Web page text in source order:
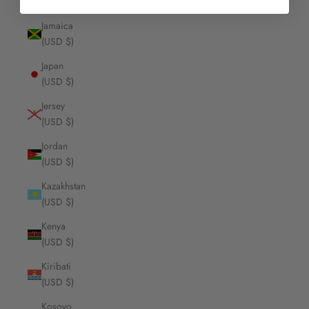
Jamaica
(USD $)
Japan
(USD $)
Jersey
(USD $)
Jordan
(USD $)
Kazakhstan
(USD $)
Kenya
(USD $)
Kiribati
(USD $)